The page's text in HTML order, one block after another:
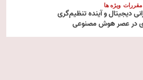
مقررات ویژه ها
دیجیتال و آینده تنظیم‌گری
در عصر هوش مصنوعی